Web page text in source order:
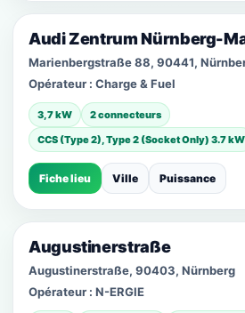
Audi Zentrum Nürnberg-
Marienbergstraße 88, 90441,
Opérateur : Charge & Fuel
3,7 kW
2 connecteurs
CCS (Type 2), Type 2 (Socket Only) 3.7 kW
Fiche lieu Ville Puissance
Augustinerstraße
Augustinerstraße, 90403, Nürnberg
Opérateur : N-ERGIE